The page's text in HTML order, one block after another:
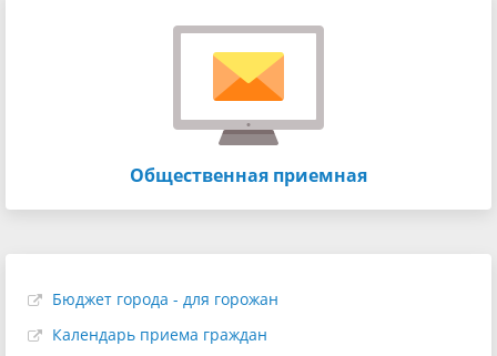
Общественная приемная
Бюджет города - для горожан
Календарь приема граждан